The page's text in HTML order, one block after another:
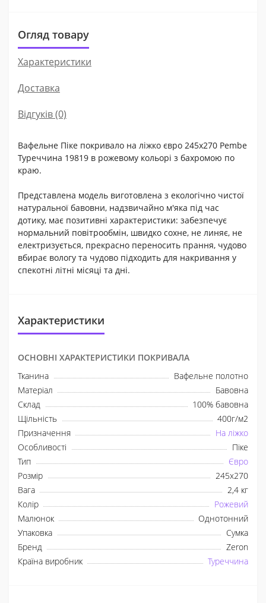
Огляд товару
Характеристики
Доставка
Відгуків (0)
Вафельне Піке покривало на ліжко євро 245x270 Pembe
Туреччина 19819 в рожевому кольорі з бахромою по
краю.
Представлена модель виготовлена з екологічно чистої
натуральної бавовни, надзвичайно м'яка під час
дотику, має позитивні характеристики: забезпечує
нормальний повітрообмін, швидко сохне, не линяє, не
електризується, прекрасно переносить прання, чудово
вбирає вологу та чудово підходить для накривання у
спекотні літні місяці та дні.
Характеристики
ОСНОВНІ ХАРАКТЕРИСТИКИ ПОКРИВАЛА
Тканина
Вафельне полотно
Матеріал
Бавовна
Склад
100% бавовна
Щільність
400г/м2
Призначення
На ліжко
Особливості
Піке
Тип
Євро
Розмір
245x270
Вага
2,4 кг
Колір
Рожевий
Малюнок
Однотонний
Упаковка
Сумка
Бренд
Zeron
Країна виробник
Туреччина